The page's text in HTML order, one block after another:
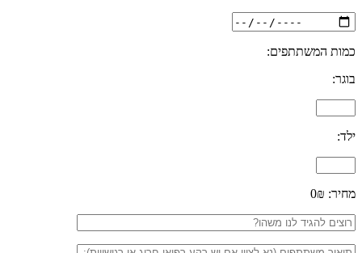
כמות המשתתפים:
בוגר:
ילד:
מחיר: 0₪